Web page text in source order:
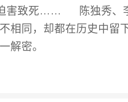
蔡和森、向忠发、王明、博古、
相同，却都在历史中
解密。
上产生过重大影响的